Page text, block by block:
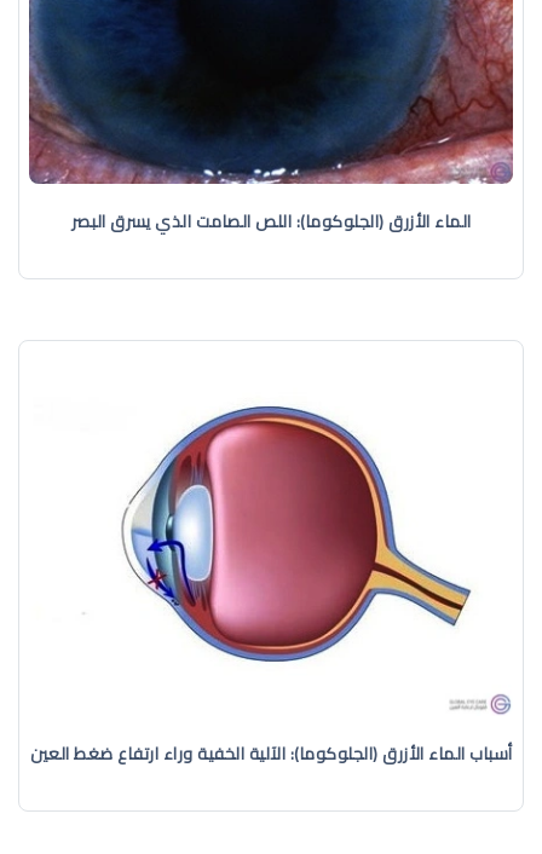
الماء الأزرق (الجلوكوما): اللص الصامت الذي يسرق البصر
أسباب الماء الأزرق (الجلوكوما): الآلية الخفية وراء ارتفاع ضغط العين